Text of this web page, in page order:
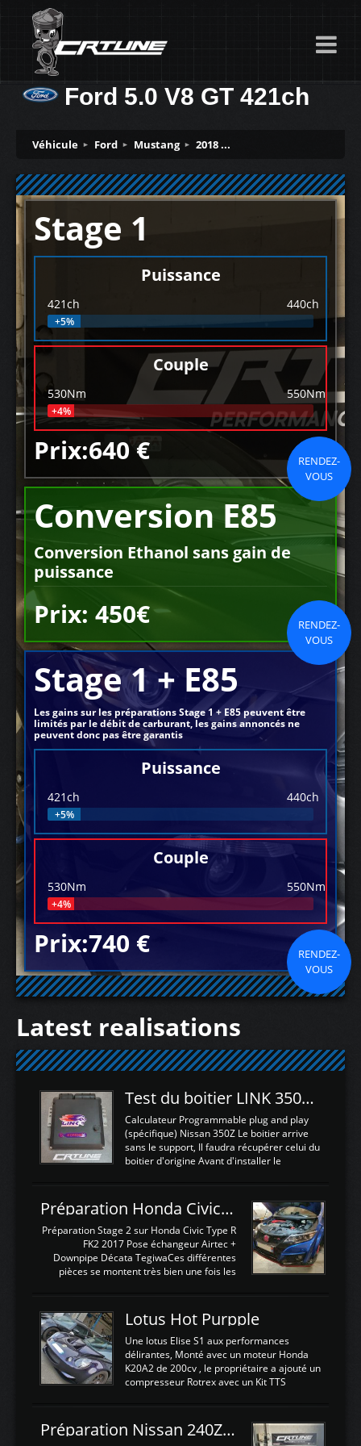
Ford 5.0 V8 GT 421ch
Véhicule Ford Mustang 2018 ...
Stage 1
Puissance
421ch 440ch
+5%
Couple
530Nm 550Nm
+4%
Prix:640 €
RENDEZ-
VOUS
Conversion E85
Conversion Ethanol sans gain de
puissance
Prix: 450€
RENDEZ-
VOUS
Stage 1 + E85
Les gains sur les préparations Stage 1 + E85 peuvent être
limités par le débit de carburant, les gains annoncés ne
peuvent donc pas être garantis
Puissance
421ch 440ch
+5%
Couple
530Nm 550Nm
+4%
Prix:740 €
RENDEZ-
VOUS
Latest realisations
Test du boitier LINK 350Z Plugin ECU
Calculateur Programmable plug and play
(spécifique) Nissan 350Z Le boitier arrive
sans le support, Il faudra récupérer celui du
boitier d'origine Avant d'installer le
d'envoyer l'information de la large bande
dans le boitier. sydney sweeney deepfake
La sortie 0-5V de l'afr sera connectée sur
l'entrée AN Volt 8 et GndAN pour
Analogique, et Volt car l'information est une
tension (Pas une résistance variable d'un
est temps de brancher le ...
Préparation Honda Civic Type R FK2
Préparation Stage 2 sur Honda Civic Type R
FK2 2017 Pose échangeur Airtec +
Downpipe Décata TegiwaCes différentes
pièces se montent très bien une fois les
légere découpe du plastique inferieur,
negénant en rien la structure ou le
fonctionnement du fond plat. Une
reprogrammation Stage 2 est faite sur le
calculateur d'origine. Une alternative
économique au passage sur Hondata
d'origine 310cv et 400Nn , Une fois
reprogrammé et les ...
Lotus Hot Purpple
Une lotus Elise S1 aux performances
délirantes, Monté avec un moteur Honda
K20A2 de 200cv , le propriétaire a ajouté un
compresseur Rotrex avec un Kit TTS
d'augmenter la puissance de son moteur:
un watercooler a été ajouté. 300Cv sans
Préparation Nissan 240Z SR20DET